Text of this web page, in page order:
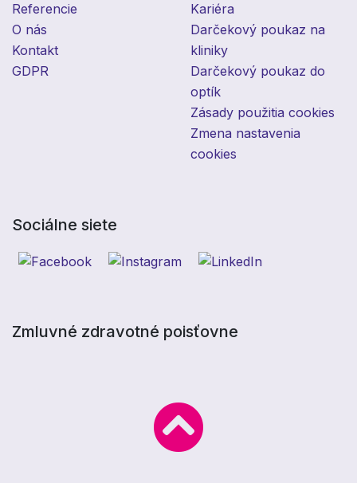
Referencie
O nás
Kontakt
GDPR
Kariéra
Darčekový poukaz na
kliniky
Darčekový poukaz do
optík
Zásady použitia cookies
Zmena nastavenia
cookies
Sociálne siete
Zmluvné zdravotné poisťovne